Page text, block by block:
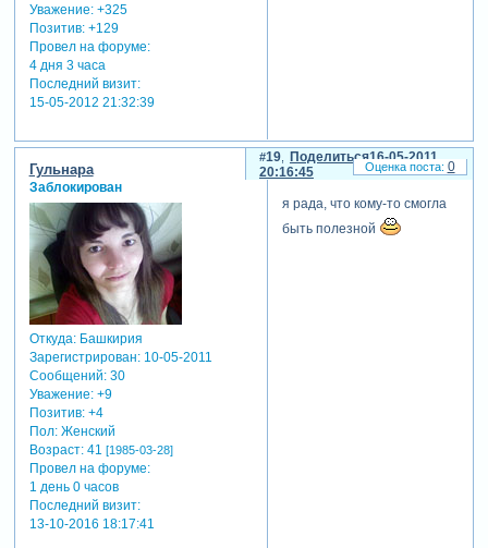
Уважение: +325
Позитив: +129
Провел на форуме:
4 дня 3 часа
Последний визит:
15-05-2012 21:32:39
Поделиться
19
16-05-2011
20:16:45
Гульнара
Заблокирован
Откуда:Башкирия
Зарегистрирован: 10-05-2011
Сообщений:30
Уважение: +9
Позитив: +4
Пол:Женский
Возраст:41 [1985-03-28]
Провел на форуме:
1 день 0 часов
Последний визит:
13-10-2016 18:17:41
я рада, что кому-то смогла
быть полезной
0